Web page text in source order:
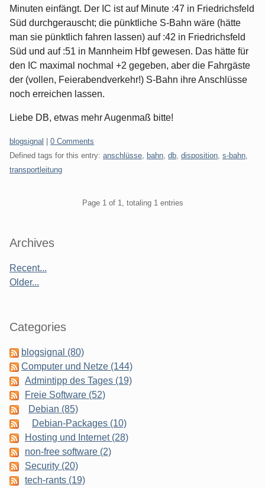
Minuten einfängt. Der IC ist auf Minute :47 in Friedrichsfeld
Süd durchgerauscht; die pünktliche S-Bahn wäre (hätte
man sie pünktlich fahren lassen) auf :42 in Friedrichsfeld
Süd und auf :51 in Mannheim Hbf gewesen. Das hätte für
den IC maximal nochmal +2 gegeben, aber die Fahrgäste
der (vollen, Feierabendverkehr!) S-Bahn ihre Anschlüsse
noch erreichen lassen.
Liebe DB, etwas mehr Augenmaß bitte!
Categories:
blogsignal
0 Comments
Defined tags for this entry: anschlüsse bahn db disposition s-bahn
transportleitung
Page 1 of 1, totaling 1 entries
Sidebar
Archives
Recent...
Older...
Categories
blogsignal (80)
Computer und Netze (144)
Admintipp des Tages (19)
Freie Software (52)
Debian (85)
Debian-Packages (10)
Hosting und Internet (28)
non-free software (2)
Security (20)
tech-rants (19)